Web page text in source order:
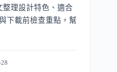
整理設計特色、適合
下載前檢查重點，幫